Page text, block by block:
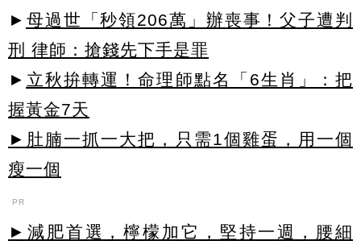
► 母過世「秒領206萬」辦喪事！父子遭判
刑 律師：搶錢先下手是罪
► 立秋拚轉運！命理師點名「6生肖」：把
握黃金7天
►肚腩一抓一大把，只需1個雞蛋，用一個
瘦一個
PR
►減肥首選，檸檬加它，堅持一週，腰細